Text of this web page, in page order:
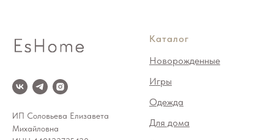
ИП Соловьева Елизавета
Михайловна
Каталог
Новорожденные
Игры
Одежда
Для дома